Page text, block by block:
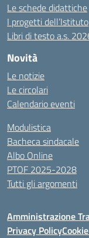
Le schede didattiche
I progetti dell’Istituto
Libri di testo a.s.
Novità
Le notizie
Le circolari
Calendario eventi
Modulistica
Bacheca sindacale
Albo Online
PTOF 2025-2028
Tutti gli argomenti
Amministrazione
Privacy Policy